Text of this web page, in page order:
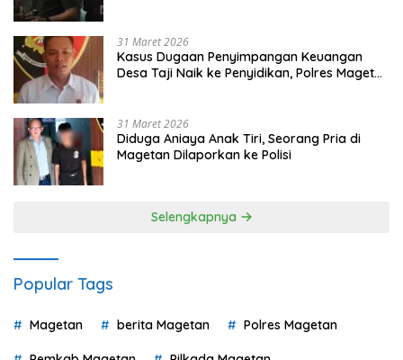
31 Maret 2026
Kasus Dugaan Penyimpangan Keuangan
Desa Taji Naik ke Penyidikan, Polres Magetan
31 Maret 2026
Diduga Aniaya Anak Tiri, Seorang Pria di
Magetan Dilaporkan ke Polisi
Selengkapnya
Popular Tags
Magetan berita Magetan Polres Magetan